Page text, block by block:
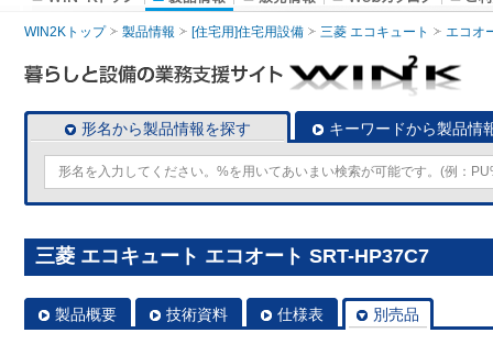
WIN2Kトップ 製品情報 [住宅用]住宅用設備 三菱 エコキュート エコオ
形名から製品情報を探す キーワードから製品情
三菱 エコキュート エコオート SRT-HP37C7
製品概要 技術資料 仕様表 別売品